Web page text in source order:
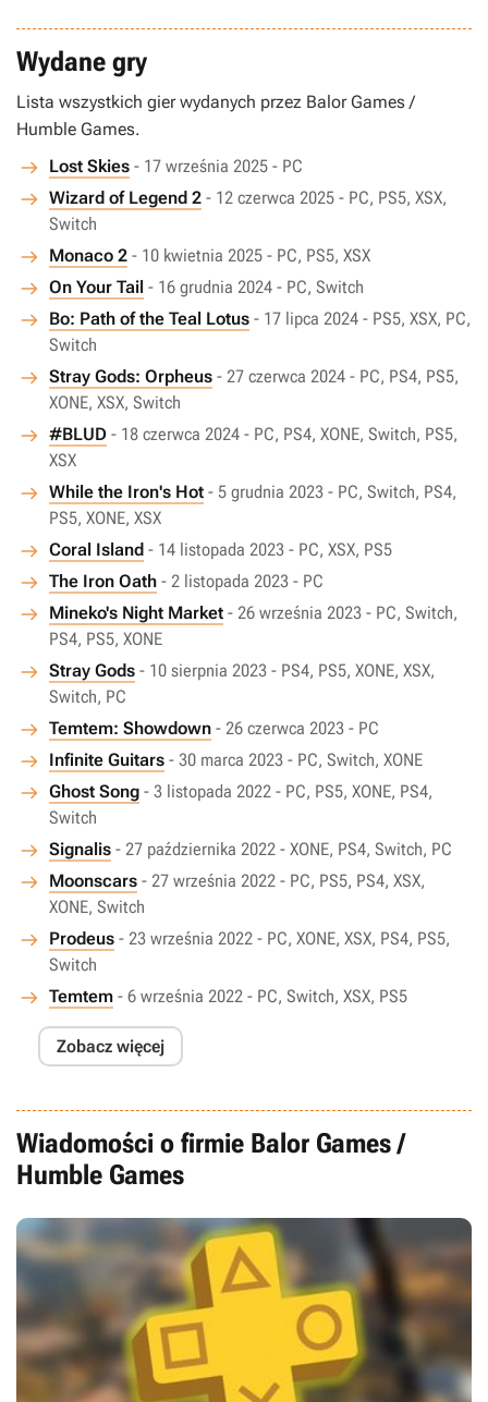
Wydane gry
Lista wszystkich gier wydanych przez Balor Games /
Humble Games.
Lost Skies - 17 września 2025 - PC
Wizard of Legend 2 - 12 czerwca 2025 - PC, PS5, XSX,
Switch
Monaco 2 - 10 kwietnia 2025 - PC, PS5, XSX
On Your Tail - 16 grudnia 2024 - PC, Switch
Bo: Path of the Teal Lotus - 17 lipca 2024 - PS5, XSX, PC,
Switch
Stray Gods: Orpheus - 27 czerwca 2024 - PC, PS4, PS5,
XONE, XSX, Switch
#BLUD - 18 czerwca 2024 - PC, PS4, XONE, Switch, PS5,
XSX
While the Iron's Hot - 5 grudnia 2023 - PC, Switch, PS4,
PS5, XONE, XSX
Coral Island - 14 listopada 2023 - PC, XSX, PS5
The Iron Oath - 2 listopada 2023 - PC
Mineko's Night Market - 26 września 2023 - PC, Switch,
PS4, PS5, XONE
Stray Gods - 10 sierpnia 2023 - PS4, PS5, XONE, XSX,
Switch, PC
Temtem: Showdown - 26 czerwca 2023 - PC
Infinite Guitars - 30 marca 2023 - PC, Switch, XONE
Ghost Song - 3 listopada 2022 - PC, PS5, XONE, PS4,
Switch
Signalis - 27 października 2022 - XONE, PS4, Switch, PC
Moonscars - 27 września 2022 - PC, PS5, PS4, XSX,
XONE, Switch
Prodeus - 23 września 2022 - PC, XONE, XSX, PS4, PS5,
Switch
Temtem - 6 września 2022 - PC, Switch, XSX, PS5
Zobacz więcej
Wiadomości o firmie Balor Games /
Humble Games